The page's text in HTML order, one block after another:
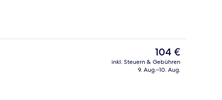
Außenbereich
Der
aktuelle
Preis
104 €
inkl. Steuern & Gebühren
9. Aug.–10. Aug.